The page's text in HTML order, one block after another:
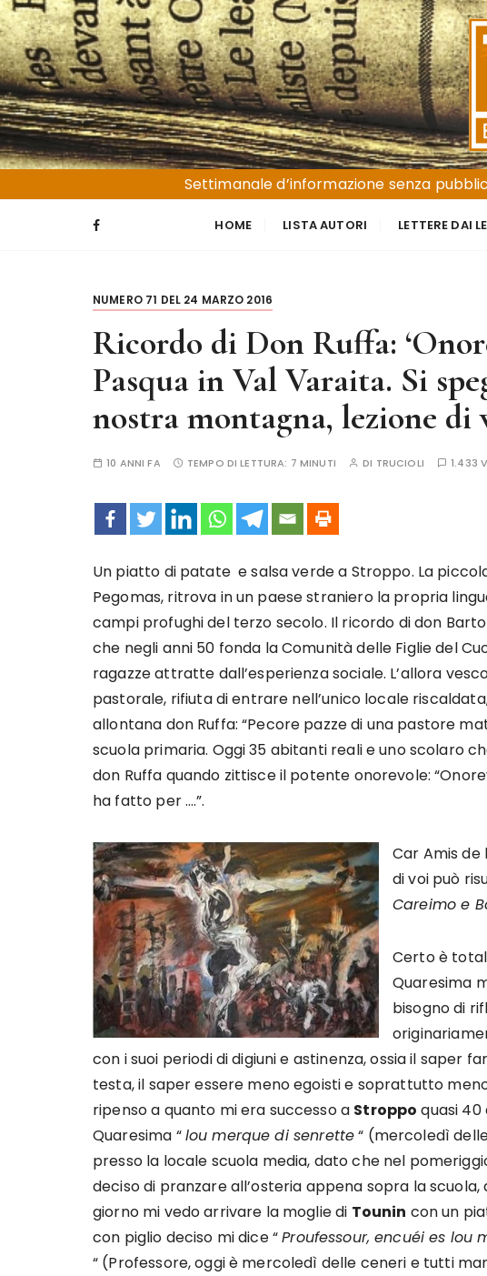
S
a
l
t
a
a
l
c
Trucioli
Liguria e Basso Piemonte
Settimanale d’informazione senza
HOME LISTA AUTORI LETTERE DAI
NUMERO 71 DEL 24 MARZO 2016
Ricordo di Don Ruffa:
Pasqua in Val Varaita. Si
nostra montagna, lezione
10 ANNI FA TEMPO DI LETTURA: 7 MINUTI DI TRUCIOLI 1.433
Un piatto di patate e salsa verde a Stroppo. La
Pegomas, ritrova in un paese straniero la propria
campi profughi del terzo secolo. Il ricordo di don
che negli anni 50 fonda la Comunità delle Figlie del
ragazze attratte dall’esperienza sociale. L’allora
pastorale, rifiuta di entrare nell’unico locale
allontana don Ruffa: “Pecore pazze di una pastore
scuola primaria. Oggi 35 abitanti reali e uno scolaro
don Ruffa quando zittisce il potente onorevole:
ha fatto per ….”.
Car Amis de
di voi può
Careimo e
Certo è
Quaresima
bisogno di
con i suoi periodi di digiuni e astinenza, ossia il saper
testa, il saper essere meno egoisti e soprattutto
ripenso a quanto mi era successo a Stroppo quasi 40
Quaresima “lou merque di senrette“ (mercoledì
presso la locale scuola media, dato che nel
deciso di pranzare all’osteria appena sopra la scuola,
giorno mi vedo arrivare la moglie di Tounin con un
con piglio deciso mi dice “Proufessour, encuéi es
“ (Professore, oggi è mercoledì delle ceneri e tutti